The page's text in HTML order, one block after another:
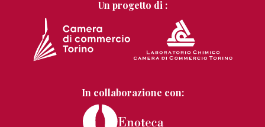
Un progetto di :
In collaborazione con: